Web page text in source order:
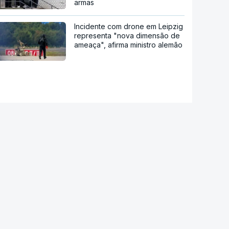
armas
Incidente com drone em Leipzig
representa "nova dimensão de
ameaça", afirma ministro alemão